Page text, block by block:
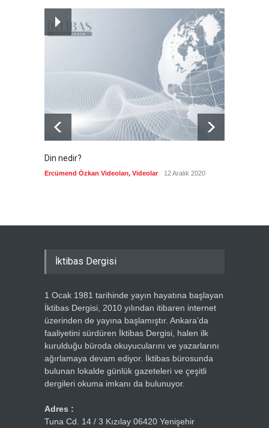
Kolombiya, solcu Petro'nun
yerine aşırı sağcı Espriella'yı
Güncel 8 Ağustos 2026
Din nedir?
Ercümend Özkan Videoları, Videolar 12 Aralık 2020
İktibas Dergisi
1 Ocak 1981 tarihinde yayın hayatına başlayan
İktibas Dergisi, 2010 yılından itibaren internet
üzerinden de yayına başlamıştır. Ankara’da
faaliyetini sürdüren İktibas Dergisi, halen ilk
kurulduğu büroda okuyucularını ve yazarlarını
ağırlamaya devam ediyor. İktibas bürosunda
bulunan lokalde günlük gazeteleri ve çeşitli
dergileri okuma imkanı da bulunuyor.
Adres :
Tuna Cd. 14 / 3 Kızılay 06420 Yenişehir